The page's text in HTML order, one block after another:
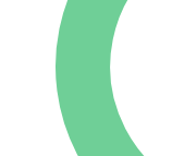
75016 -
Paris
16ème
arrondissement